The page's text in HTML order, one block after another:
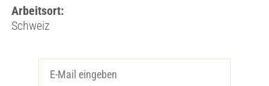
Arbeitsort:
Schweiz